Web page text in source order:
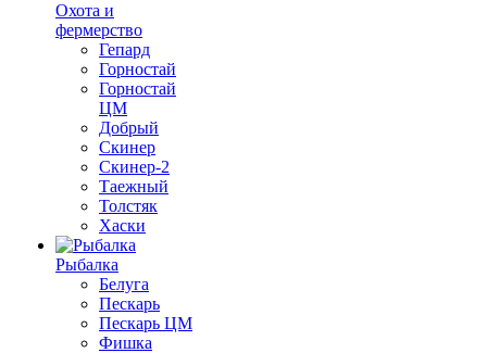
Охота и
фермерство
Гепард
Горностай
Горностай
ЦМ
Добрый
Скинер
Скинер-2
Таежный
Толстяк
Хаски
Рыбалка
Белуга
Пескарь
Пескарь ЦМ
Фишка